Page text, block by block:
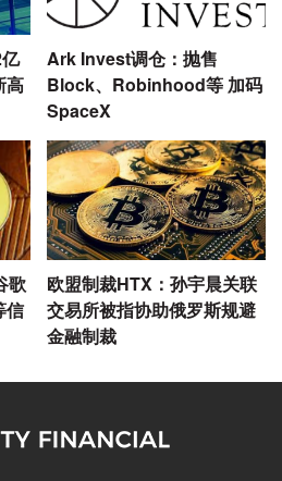
高
Ark Invest调仓：抛售
Block、Robinhood等 加码
SpaceX
歌
信
欧盟制裁HTX：孙宇晨关联
交易所被指协助俄罗斯规避
金融制裁